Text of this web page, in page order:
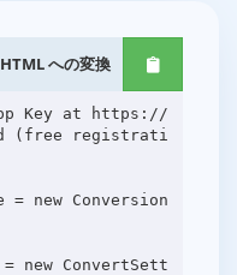
への変換
Key at https://
(free registrati
= new Conversion
new ConvertSett